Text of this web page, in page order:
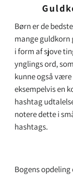
Børn er de
mange guldkorn
i form af sjove
ynglings ord,
kunne også
eksempelvis en
hashtag
notere dette i
hashtags.
Bogens